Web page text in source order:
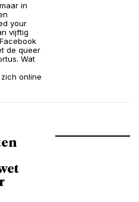
in
your
vijftig
de queer
Wat
online